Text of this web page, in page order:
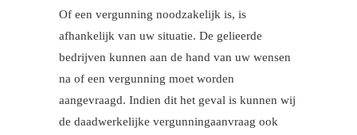
Of een vergunning noodzakelijk is, is
afhankelijk van uw situatie. De gelieerde
bedrijven kunnen aan de hand van uw wensen
na of een vergunning moet worden
aangevraagd. Indien dit het geval is kunnen wij
de daadwerkelijke vergunningaanvraag ook